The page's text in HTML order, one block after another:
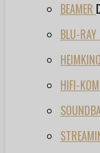
BEAMER
BLU-RAY
HIFI-